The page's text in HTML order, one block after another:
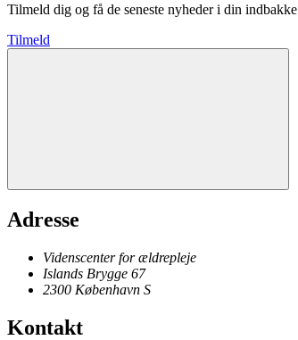
Tilmeld dig og få de seneste nyheder i din indbakke
Tilmeld
Adresse
Videnscenter for ældrepleje
Islands Brygge 67
2300 København S
Kontakt